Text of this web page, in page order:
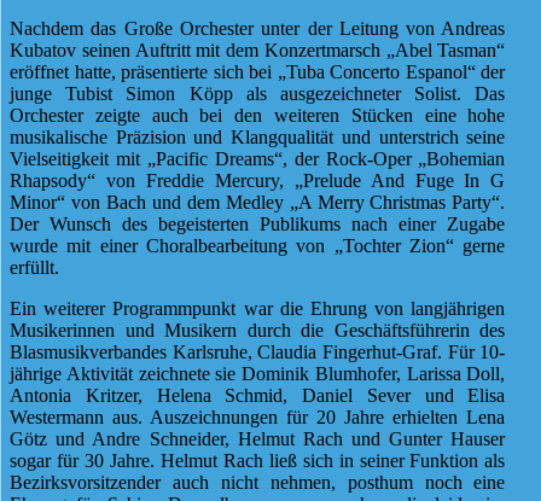
Nachdem das Große Orchester unter der Leitung von Andreas
Kubatov seinen Auftritt mit dem Konzertmarsch „Abel Tasman“
eröffnet hatte, präsentierte sich bei „Tuba Concerto Espanol“ der
junge Tubist Simon Köpp als ausgezeichneter Solist. Das
Orchester zeigte auch bei den weiteren Stücken eine hohe
musikalische Präzision und Klangqualität und unterstrich seine
Vielseitigkeit mit „Pacific Dreams“, der Rock-Oper „Bohemian
Rhapsody“ von Freddie Mercury, „Prelude And Fuge In G
Minor“ von Bach und dem Medley „A Merry Christmas Party“.
Der Wunsch des begeisterten Publikums nach einer Zugabe
wurde mit einer Choralbearbeitung von „Tochter Zion“ gerne
erfüllt.
Ein weiterer Programmpunkt war die Ehrung von langjährigen
Musikerinnen und Musikern durch die Geschäftsführerin des
Blasmusikverbandes Karlsruhe, Claudia Fingerhut-Graf. Für 10-
jährige Aktivität zeichnete sie Dominik Blumhofer, Larissa Doll,
Antonia Kritzer, Helena Schmid, Daniel Sever und Elisa
Westermann aus. Auszeichnungen für 20 Jahre erhielten Lena
Götz und Andre Schneider, Helmut Rach und Gunter Hauser
sogar für 30 Jahre. Helmut Rach ließ sich in seiner Funktion als
Bezirksvorsitzender auch nicht nehmen, posthum noch eine